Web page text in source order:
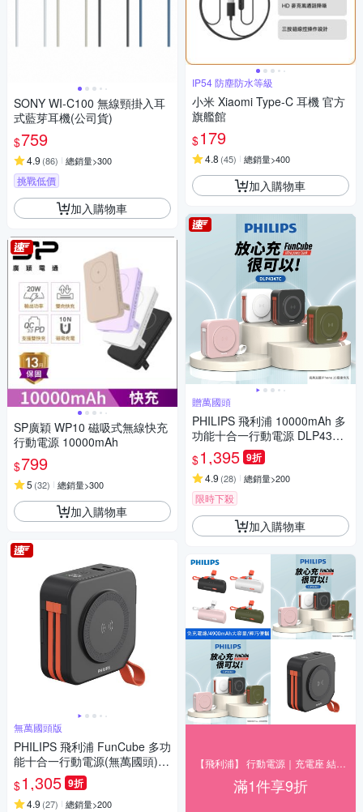
SONY WI-C100 無線頸掛入耳
式藍芽耳機(公司貨)
$759
4.9 (86) 總銷量>300
挑戰低價
加入購物車
SP廣穎 WP10 磁吸式無線快充
行動電源 10000mAh
$799
5 (32) 總銷量>300
加入購物車
無萬國頭版
PHILIPS 飛利浦 FunCube 多功
能十合一行動電源(無萬國頭)
[特殺]
$1,305 9折
4.9 (27) 總銷量>200
IP54 防塵防水等級
小米 Xiaomi Type-C 耳機 官方
旗艦館
$179
4.8 (45) 總銷量>400
加入購物車
贈萬國頭
PHILIPS 飛利浦 10000mAh 多
功能十合一行動電源 DLP4347
C[特殺]
$1,395 9折
4.9 (28) 總銷量>200
限時下殺
加入購物車
滿1件享9折